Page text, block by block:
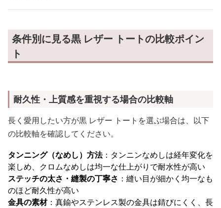
条件別に見る黒 レザー トートの比較ポイン
ト
耐久性・上質感を重視する場合の比較軸
長く愛用したい方が黒 レザー トートを選ぶ場合は、以下
の比較軸を確認してください。
タンニング（なめし）方法：タンニンなめしは経年変化を
楽しめ、クロムなめしは均一な仕上がりで耐水性が高い
ステッチの太さ・縫製の丁寧さ ：縫い目が細かく均一なも
のほど耐久性が高い
金具の素材：真鍮やステンレス製の金具は錆びにくく、長